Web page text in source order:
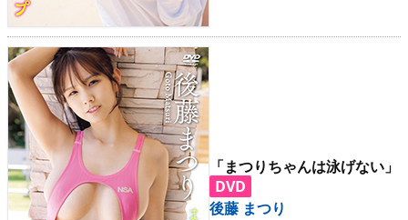
「まつりちゃんは泳げない」
DVD
後藤 まつり